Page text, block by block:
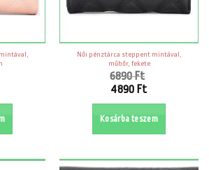
Női pénztárca steppent mintával,
műbőr, fekete
6890Ft
Original
6890 Ft.
4890 Ft
Current
price
is:
4890 Ft.
Kosárba teszem